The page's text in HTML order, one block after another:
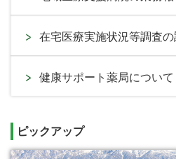
在宅医療実施状況等調査
健康サポート薬局について
ピックアップ